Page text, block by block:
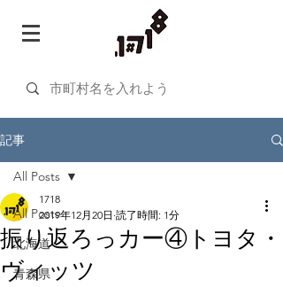
記事
All Posts
北海道
青森県
All Posts
振り返ろっカー④トヨタ・
ヴィッツ
1718
2019年12月20日 読了時間: 1分